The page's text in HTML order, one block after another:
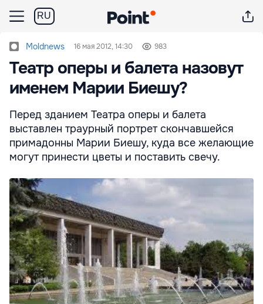
RU
Moldnews 16 мая 2012, 14:30 983
Театр оперы и балета назовут
именем Марии Биешу?
Перед зданием Театра оперы и балета
выставлен траурный портрет скончавшейся
примадонны Марии Биешу, куда все желающие
могут принести цветы и поставить свечу.